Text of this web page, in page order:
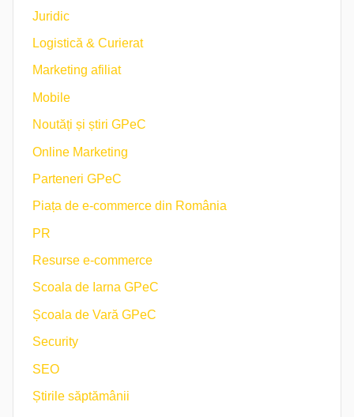
Juridic
Logistică & Curierat
Marketing afiliat
Mobile
Noutăți și știri GPeC
Online Marketing
Parteneri GPeC
Piața de e-commerce din România
PR
Resurse e-commerce
Scoala de Iarna GPeC
Școala de Vară GPeC
Security
SEO
Știrile săptămânii